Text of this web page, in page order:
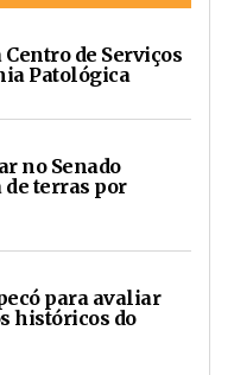
de Serviços
Patológica
no Senado
terras por
para avaliar
históricos do